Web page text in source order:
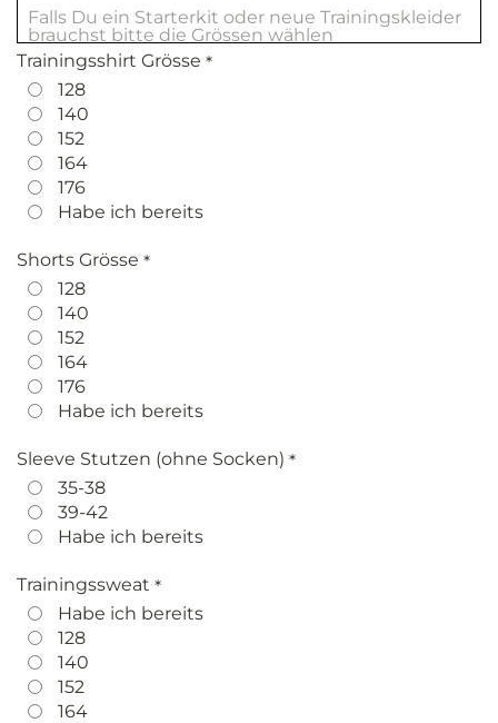
Falls Du ein Starterkit oder neue Trainingskleider
brauchst bitte die Grössen wählen
Trainingsshirt Grösse *
128
140
152
164
176
Habe ich bereits
Shorts Grösse *
128
140
152
164
176
Habe ich bereits
Sleeve Stutzen (ohne Socken) *
35-38
39-42
Habe ich bereits
Trainingssweat *
Habe ich bereits
128
140
152
164